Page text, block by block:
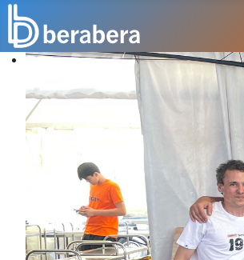
CERRAR
CLUB
MANTEO
SECCIONES
ÁREA SOCIAL
PREVENCIÓN DE LA VIOLENCIA